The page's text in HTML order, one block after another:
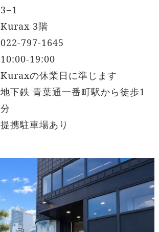
3−1
Kurax 3階
022-797-1645
10:00-19:00
Kuraxの休業日に準じます
地下鉄 青葉通一番町駅から徒歩1
分
提携駐車場あり